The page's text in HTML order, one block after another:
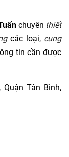
chuyên thiết
các loại, cung
tin cần được
Tân Bình,